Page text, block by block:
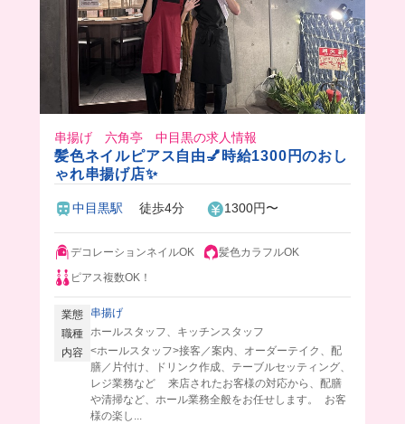
串揚げ 六角亭 中目黒の求人情報
髪色ネイルピアス自由💅時給1300円のおし
ゃれ串揚げ店✨
中目黒駅 徒歩4分 1300円〜
デコレーションネイルOK
髪色カラフルOK
ピアス複数OK！
業態
串揚げ
職種 ホールスタッフ、キッチンスタッフ
内容 <ホールスタッフ>接客／案内、オーダーテイク、配
膳／片付け、ドリンク作成、テーブルセッティング、
レジ業務など 来店されたお客様の対応から、配膳
や清掃など、ホール業務全般をお任せします。 お客
様の楽し...